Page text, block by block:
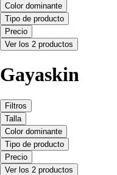
Color dominante
Tipo de producto
Precio
Ver los 2 productos
Gayaskin
Filtros
Talla
Color dominante
Tipo de producto
Precio
Ver los 2 productos